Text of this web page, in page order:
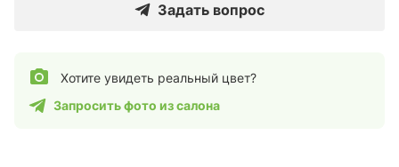
Задать вопрос
Хотите увидеть реальный цвет?
Запросить фото из салона